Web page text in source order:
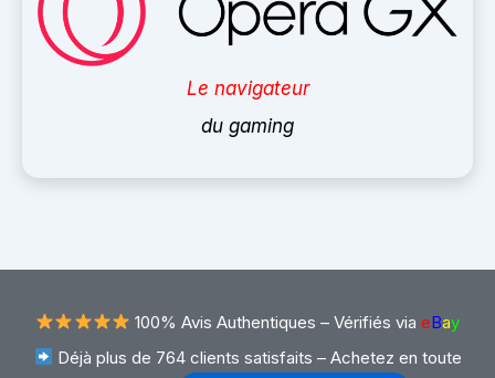
Le navigateur
du gaming
100% Avis Authentiques – Vérifiés via eBay
Déjà plus de 764 clients satisfaits – Achetez en toute